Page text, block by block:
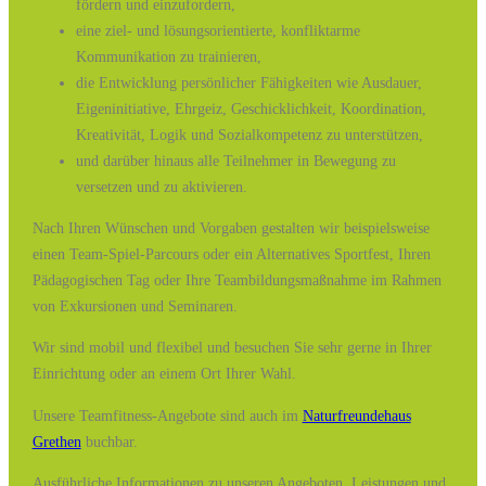
fördern und einzufordern,
eine ziel- und lösungsorientierte, konfliktarme
Kommunikation zu trainieren,
die Entwicklung persönlicher Fähigkeiten wie Ausdauer,
Eigeninitiative, Ehrgeiz, Geschicklichkeit, Koordination,
Kreativität, Logik und Sozialkompetenz zu unterstützen,
und darüber hinaus alle Teilnehmer in Bewegung zu
versetzen und zu aktivieren.
Nach Ihren Wünschen und Vorgaben gestalten wir beispielsweise
einen Team-Spiel-Parcours oder ein Alternatives Sportfest, Ihren
Pädagogischen Tag oder Ihre Teambildungsmaßnahme im Rahmen
von Exkursionen und Seminaren.
Wir sind mobil und flexibel und besuchen Sie sehr gerne in Ihrer
Einrichtung oder an einem Ort Ihrer Wahl.
Unsere Teamfitness-Angebote sind auch im Naturfreundehaus
Grethen buchbar.